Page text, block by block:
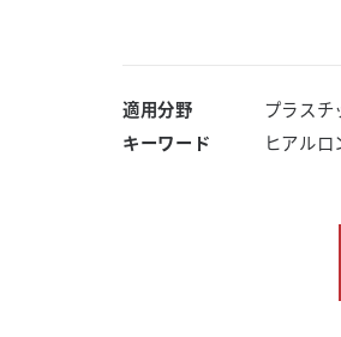
適用分野
プラス
キーワード
ヒアル